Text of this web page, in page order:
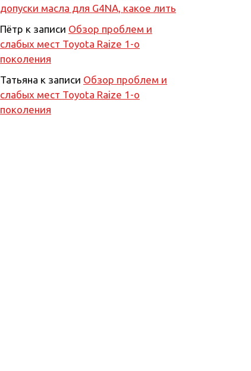
допуски масла для G4NA, какое лить
Пётр к записи Обзор проблем и
слабых мест Toyota Raize 1-о
поколения
Татьяна к записи Обзор проблем и
слабых мест Toyota Raize 1-о
поколения